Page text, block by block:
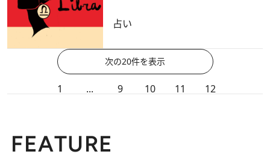
占い
次の20件を表示
1 ... 9 10 11 12
FEATURE